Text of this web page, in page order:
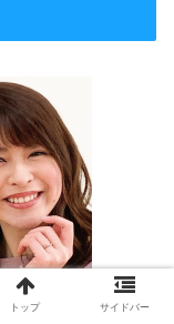
トップ サイドバー